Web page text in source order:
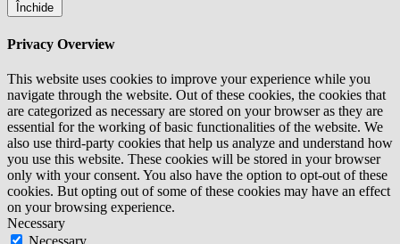
Închide
Privacy Overview
This website uses cookies to improve your experience while you
navigate through the website. Out of these cookies, the cookies that
are categorized as necessary are stored on your browser as they are
essential for the working of basic functionalities of the website. We
also use third-party cookies that help us analyze and understand how
you use this website. These cookies will be stored in your browser
only with your consent. You also have the option to opt-out of these
cookies. But opting out of some of these cookies may have an effect
on your browsing experience.
Necessary
Necessary